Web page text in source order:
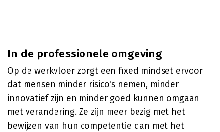
In de professionele omgeving
Op de werkvloer zorgt een fixed mindset ervoor
dat mensen minder risico's nemen, minder
innovatief zijn en minder goed kunnen omgaan
met verandering. Ze zijn meer bezig met het
bewijzen van hun competentie dan met het